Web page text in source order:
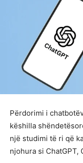
Përdorimi i
këshilla
një studimi të ri që
njohura si ChatGPT,